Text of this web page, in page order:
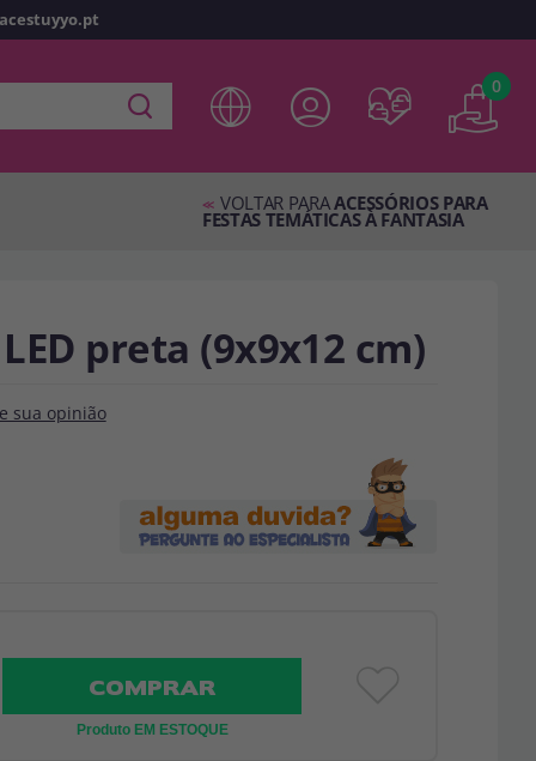
0
<< VOLTAR PARAACESSÓRIOS PARA
FESTAS TEMÁTICAS À FANTASIA
preta (9x9x12 cm)
sua opinião
COMPRAR
Produto EM ESTOQUE